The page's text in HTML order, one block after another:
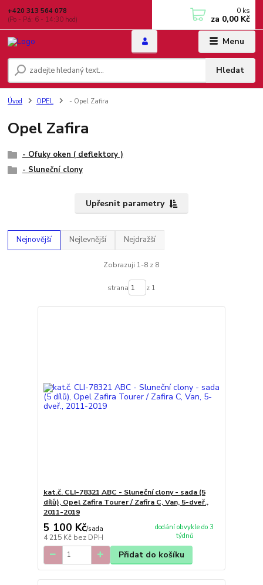
Menu
Hledat
+420 313 564 078
(Po - Pá: 6 - 14:30 hod)
0 ks
za 0,00 Kč
Úvod OPEL - Opel Zafira
Opel Zafira
- Ofuky oken ( deflektory )
- Sluneční clony
Upřesnit parametry
Nejnovější Nejlevnější Nejdražší
Zobrazuji 1-8 z 8
strana z 1
kat.č. CLI-78321 ABC - Sluneční clony - sada (5
dílů), Opel Zafira Tourer / Zafira C, Van, 5-dveř.,
2011-2019
5 100 Kč/sada
4 215 Kč bez DPH
dodání obvykle do 3
týdnů
Přidat do košíku